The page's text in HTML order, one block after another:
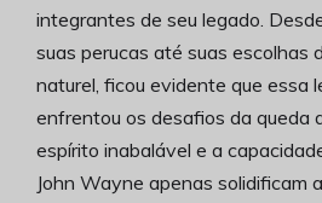
integrantes de seu legado.
suas perucas até suas escolhas
naturel, ficou evidente que essa
enfrentou os desafios da queda
espírito inabalável e a
John Wayne apenas solidificam